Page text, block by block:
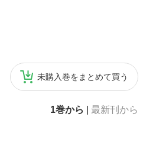
未購入巻をまとめて買う
1巻から 最新刊から